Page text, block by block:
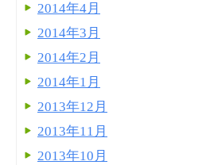
2014年4月
2014年3月
2014年2月
2014年1月
2013年12月
2013年11月
2013年10月